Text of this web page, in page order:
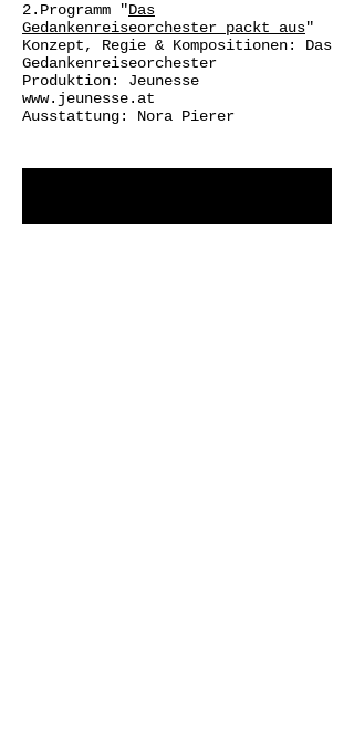
2.Programm "Das
Gedankenreiseorchester packt aus"
Konzept, Regie & Kompositionen: Das
Gedankenreiseorchester
Produktion: Jeunesse
www.jeunesse.at
Ausstattung: Nora Pierer